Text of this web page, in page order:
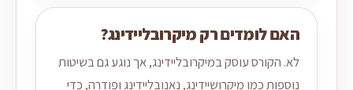
האם לומדים רק מיקרובליידינג?
לא. הקורס עוסק במיקרובליידינג, אך נוגע גם בשיטות
נוספות כמו מיקרושיידינג, נאנובליידינג ופודרה, כדי